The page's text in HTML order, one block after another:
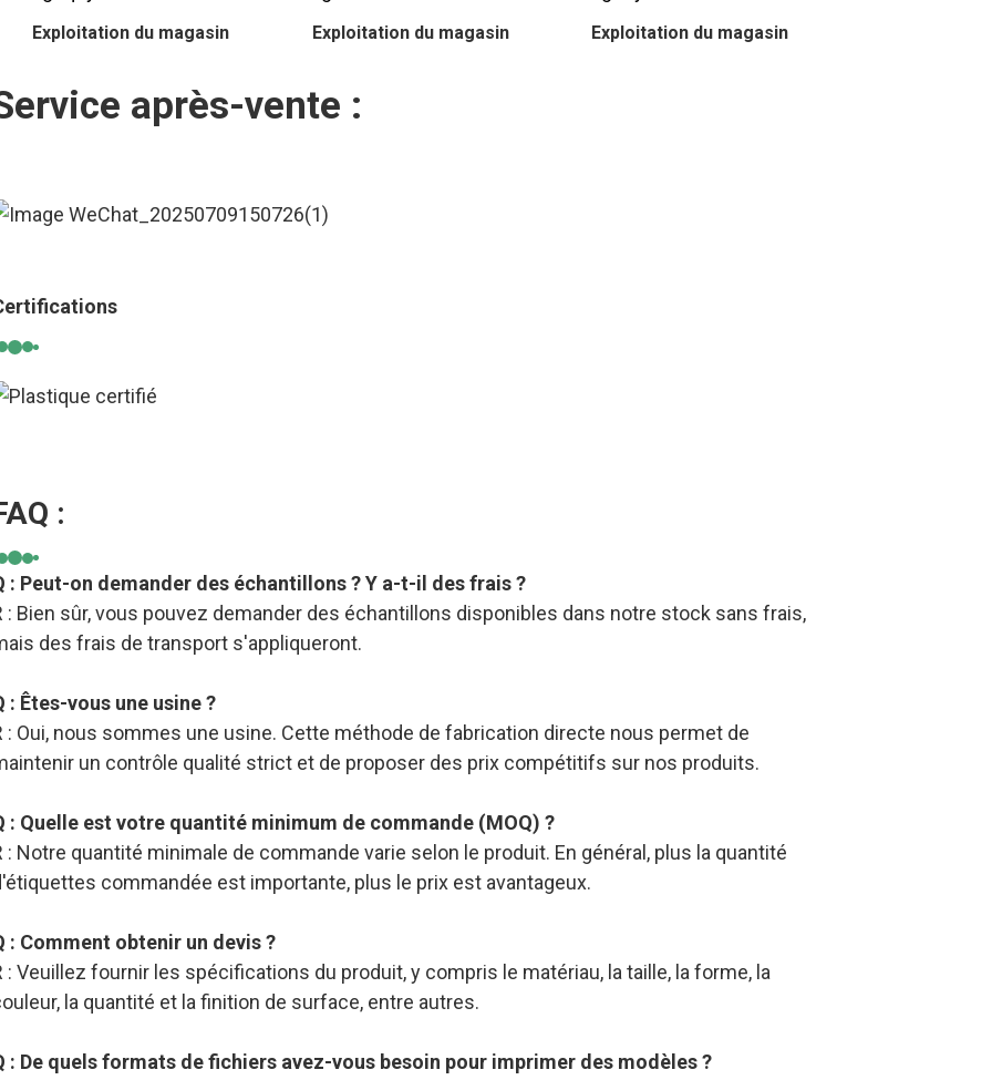
Exploitation du magasin Exploitation du magasin Exploitation du magasin
après-vente :
:
: Peut-on demander des échantillons ? Y a-t-il des frais ?
: Bien sûr, vous pouvez demander des échantillons disponibles dans notre stock sans frais,
des frais de transport s'appliqueront.
: Êtes-vous une usine ?
: Oui, nous sommes une usine. Cette méthode de fabrication directe nous permet de
un contrôle qualité strict et de proposer des prix compétitifs sur nos produits.
: Quelle est votre quantité minimum de commande (MOQ) ?
: Notre quantité minimale de commande varie selon le produit. En général, plus la quantité
commandée est importante, plus le prix est avantageux.
: Comment obtenir un devis ?
: Veuillez fournir les spécifications du produit, y compris le matériau, la taille, la forme, la
la quantité et la finition de surface, entre autres.
: De quels formats de fichiers avez-vous besoin pour imprimer des modèles ?